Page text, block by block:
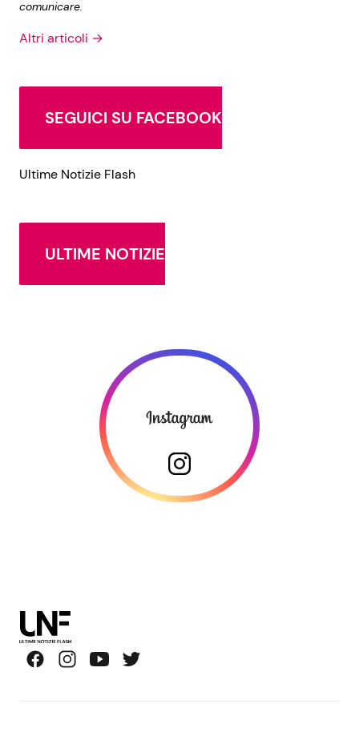
comunicare.
Altri articoli →
SEGUICI SU FACEBOOK
Ultime Notizie Flash
ULTIME NOTIZIE